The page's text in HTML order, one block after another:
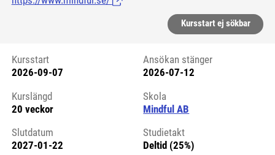
Kursstart ej sökbar
Kursstart 6220111
Kursstart
2026-09-07
Ansökan stänger
2026-07-12
Kurslängd
20 veckor
Skola
Mindful AB
Slutdatum
2027-01-22
Studietakt
Deltid (25%)